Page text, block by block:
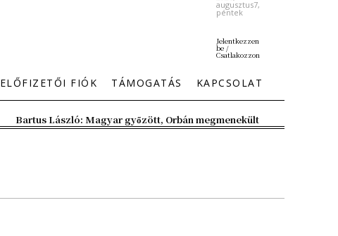
augusztus7,
péntek
Jelentkezzen
be /
Csatlakozzon
ELŐFIZETŐI FIÓK TÁMOGATÁS KAPCSOLAT
Bartus László: Magyar győzött, Orbán megmenekült